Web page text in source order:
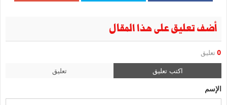
أضف تعليق على هذا المقال
0 تعليق
اكتب تعليق تعليق
الإسم